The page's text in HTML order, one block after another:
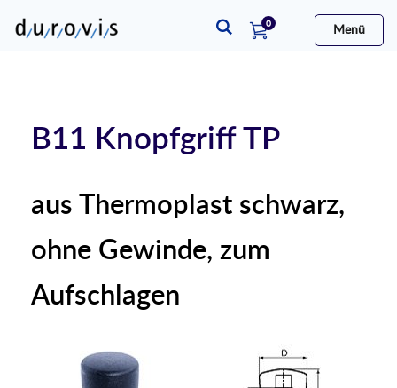
0Artikel
Menü
B11 Knopfgriff TP
aus Thermoplast schwarz,
ohne Gewinde, zum
Aufschlagen